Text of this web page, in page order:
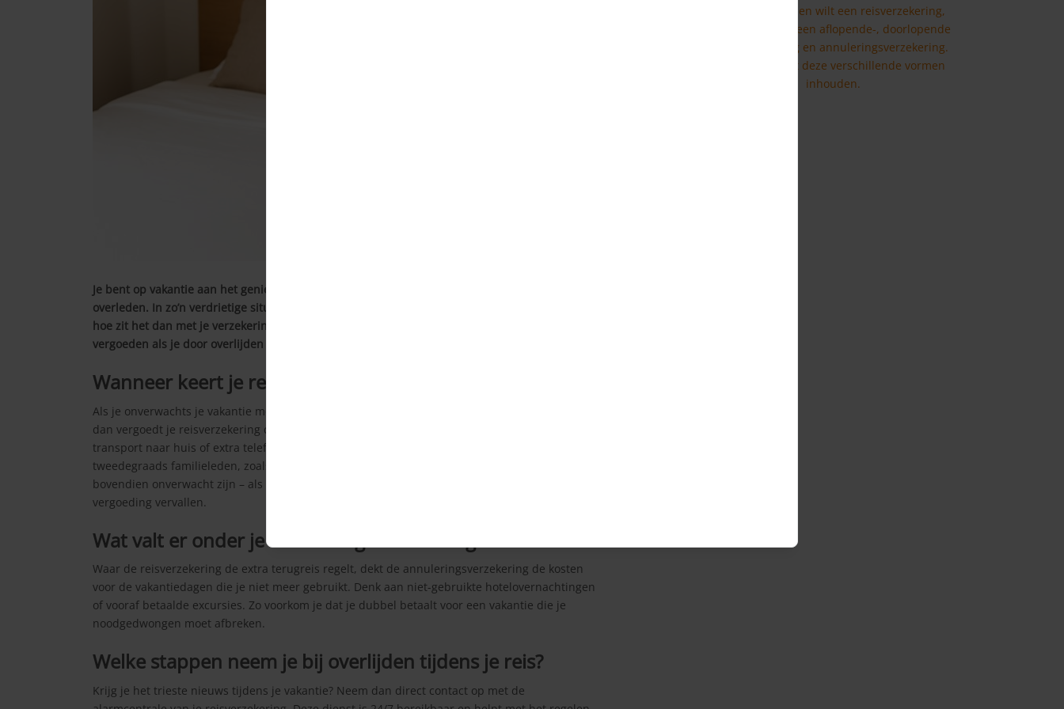
Je bent op vakantie aan het genieten, en dan komt er plots slecht nieuws: een familielid is
overleden. In zo’n verdrietige situatie wil je natuurlijk zo snel mogelijk terug naar huis. Maar
hoe zit het dan met je verzekering? In dit artikel lees je wat je reis- en annuleringsverzekering
vergoeden als je door overlijden van een familielid je vakantie vroegtijdig moet afbreken.
Wanneer keert je reisverzekering uit?
Als je onverwachts je vakantie moet onderbreken vanwege het overlijden van een familielid,
dan vergoedt je reisverzekering de extra kosten. Denk aan omboekkosten van vliegtickets,
transport naar huis of extra telefoonkosten. Let op: dit geldt alleen voor eerste- en
tweedegraads familieleden, zoals ouders, broers, zussen en grootouders. Het overlijden moet
bovendien onverwacht zijn – als het familielid al ernstig ziek was bij vertrek, dan kan
vergoeding vervallen.
Wat valt er onder je annuleringsverzekering?
Waar de reisverzekering de extra terugreis regelt, dekt de annuleringsverzekering de kosten
voor de vakantiedagen die je niet meer gebruikt. Denk aan niet-gebruikte hotelovernachtingen
of vooraf betaalde excursies. Zo voorkom je dat je dubbel betaalt voor een vakantie die je
noodgedwongen moet afbreken.
Welke stappen neem je bij overlijden tijdens je reis?
Krijg je het trieste nieuws tijdens je vakantie? Neem dan direct contact op met de
Je gaat op reis en wilt een reisverzekering,
maar dan is er een aflopende-, doorlopende
reisverzekering en annuleringsverzekering.
Bekijk hier wat deze verschillende vormen
inhouden.